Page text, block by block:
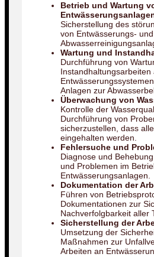
Betrieb und Wartung
Sicherstellung des
von Entwässerungs- und
Wartung und
Durchführung von
Instandhaltungsarbeiten
Anlagen zur
Überwachung von
Kontrolle der
Durchführung von
sicherzustellen, dass
eingehalten werden.
Fehlersuche und
Diagnose und
und Problemen im
Entwässerungsanlagen.
Dokumentation der
Führen von
Dokumentationen zur
Nachverfolgbarkeit aller
Sicherstellung der
Umsetzung der
Maßnahmen zur
Arbeiten an